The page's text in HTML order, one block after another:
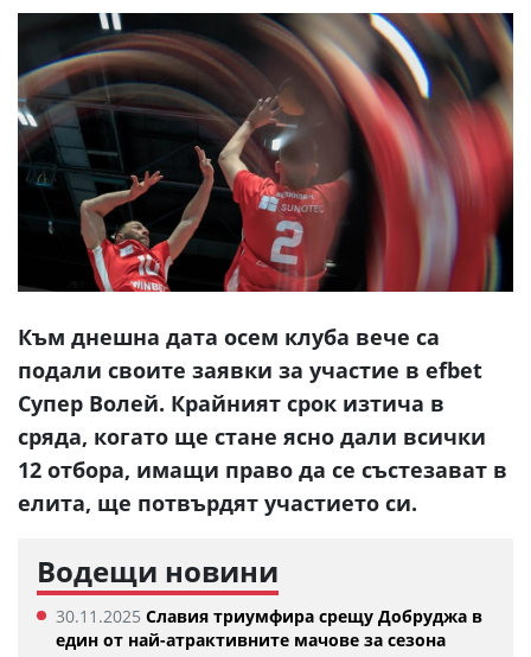
Към днешна дата осем клуба вече са
подали своите заявки за участие в efbet
Супер Волей. Крайният срок изтича в
сряда, когато ще стане ясно дали всички
12 отбора, имащи право да се състезават в
елита, ще потвърдят участието си.
Водещи новини
30.11.2025 Славия триумфира срещу Добруджа в
един от най-атрактивните мачове за сезона